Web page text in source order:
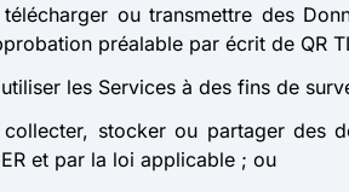
ou transmettre des
préalable par écrit de QR
les Services à des fins de
stocker ou partager des
et par la loi applicable ; ou